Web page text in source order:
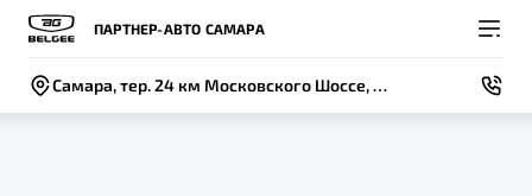
ПАРТНЕР-АВТО САМАРА
Самара, тер. 24 км Московского Шоссе, д. 3 , стр. 1